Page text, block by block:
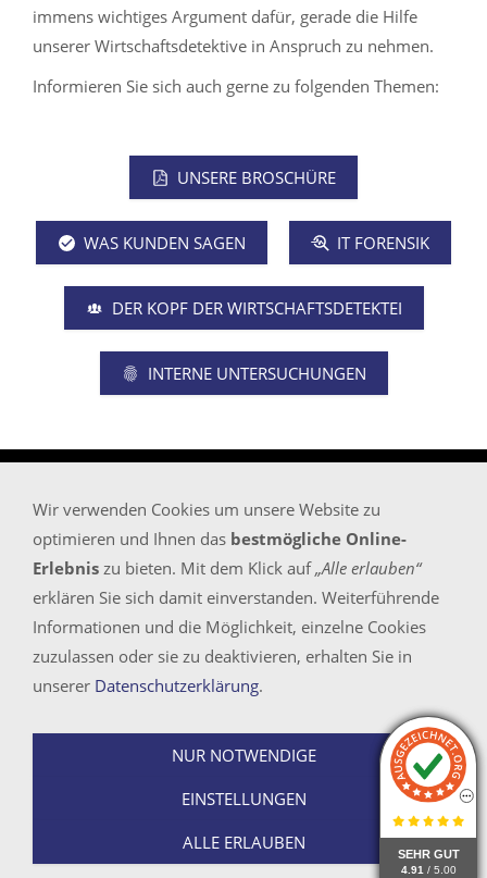
immens wichtiges Argument dafür, gerade die Hilfe
unserer Wirtschaftsdetektive in Anspruch zu nehmen.
Informieren Sie sich auch gerne zu folgenden Themen:
UNSERE BROSCHÜRE
WAS KUNDEN SAGEN IT FORENSIK
DER KOPF DER WIRTSCHAFTSDETEKTEI
INTERNE UNTERSUCHUNGEN
Startseite
Sitemap
Impressum/Rechtliches/KI und Bildnachweise
Kontaktadressen
Bundesweit (Inland) kostenlos erreichbar unter
Tel.: 0800 - 30 50 757
info@proof-management.de
© 2026 - Detektei PROOF-MANAGEMENT GMBH
SEHR GUT
4.91 / 5.00
SEHR GUT
4.91 / 5.00
Wir verwenden Cookies um unsere Website zu
optimieren und Ihnen das bestmögliche Online-
Erlebnis zu bieten. Mit dem Klick auf„Alle erlauben“
erklären Sie sich damit einverstanden. Weiterführende
Informationen und die Möglichkeit, einzelne Cookies
zuzulassen oder sie zu deaktivieren, erhalten Sie in
unserer Datenschutzerklärung.
NUR NOTWENDIGE
EINSTELLUNGEN
ALLE ERLAUBEN